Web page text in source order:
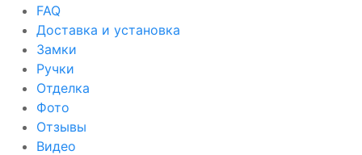
FAQ
Доставка и установка
Замки
Ручки
Отделка
Фото
Отзывы
Видео